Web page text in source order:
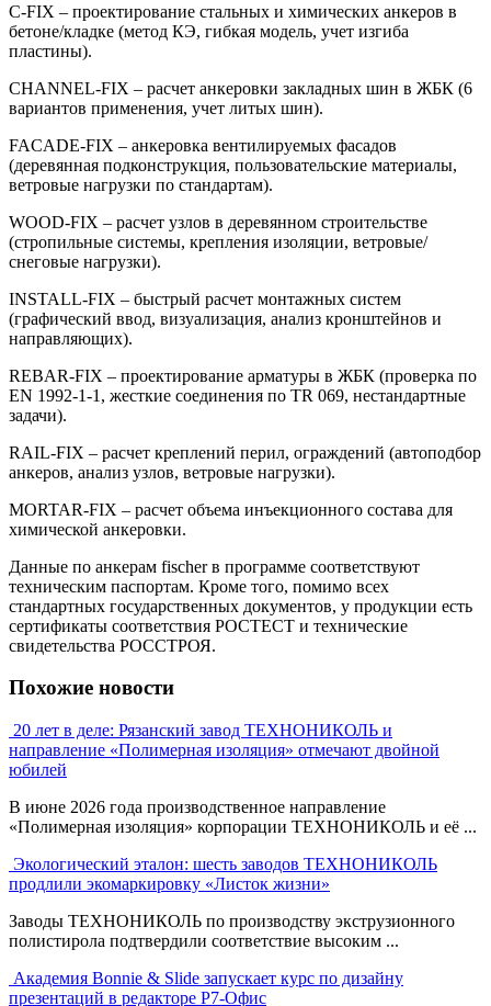
C-FIX – проектирование стальных и химических анкеров в
бетоне/кладке (метод КЭ, гибкая модель, учет изгиба
пластины).
CHANNEL-FIX – расчет анкеровки закладных шин в ЖБК (6
вариантов применения, учет литых шин).
FACADE-FIX – анкеровка вентилируемых фасадов
(деревянная подконструкция, пользовательские материалы,
ветровые нагрузки по стандартам).
WOOD-FIX – расчет узлов в деревянном строительстве
(стропильные системы, крепления изоляции, ветровые/
снеговые нагрузки).
INSTALL-FIX – быстрый расчет монтажных систем
(графический ввод, визуализация, анализ кронштейнов и
направляющих).
REBAR-FIX – проектирование арматуры в ЖБК (проверка по
EN 1992-1-1, жесткие соединения по TR 069, нестандартные
задачи).
RAIL-FIX – расчет креплений перил, ограждений (автоподбор
анкеров, анализ узлов, ветровые нагрузки).
MORTAR-FIX – расчет объема инъекционного состава для
химической анкеровки.
Данные по анкерам fischer в программе соответствуют
техническим паспортам. Кроме того, помимо всех
стандартных государственных документов, у продукции есть
сертификаты соответствия РОСТЕСТ и технические
свидетельства РОССТРОЯ.
Похожие новости
20 лет в деле: Рязанский завод ТЕХНОНИКОЛЬ и
направление «Полимерная изоляция» отмечают двойной
юбилей
В июне 2026 года производственное направление
«Полимерная изоляция» корпорации ТЕХНОНИКОЛЬ и её ...
Экологический эталон: шесть заводов ТЕХНОНИКОЛЬ
продлили экомаркировку «Листок жизни»
Заводы ТЕХНОНИКОЛЬ по производству экструзионного
полистирола подтвердили соответствие высоким ...
Академия Bonnie & Slide запускает курс по дизайну
презентаций в редакторе Р7-Офис